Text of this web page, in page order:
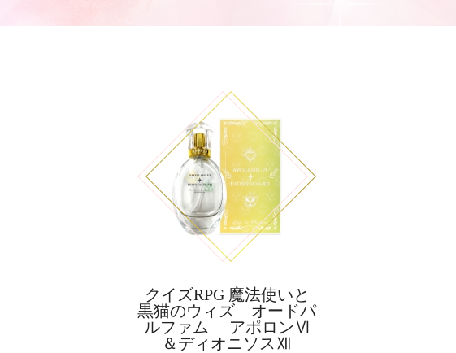
クイズRPG 魔法使いと
黒猫のウィズ オードパ
ルファム アポロンⅥ
＆ディオニソスⅫ